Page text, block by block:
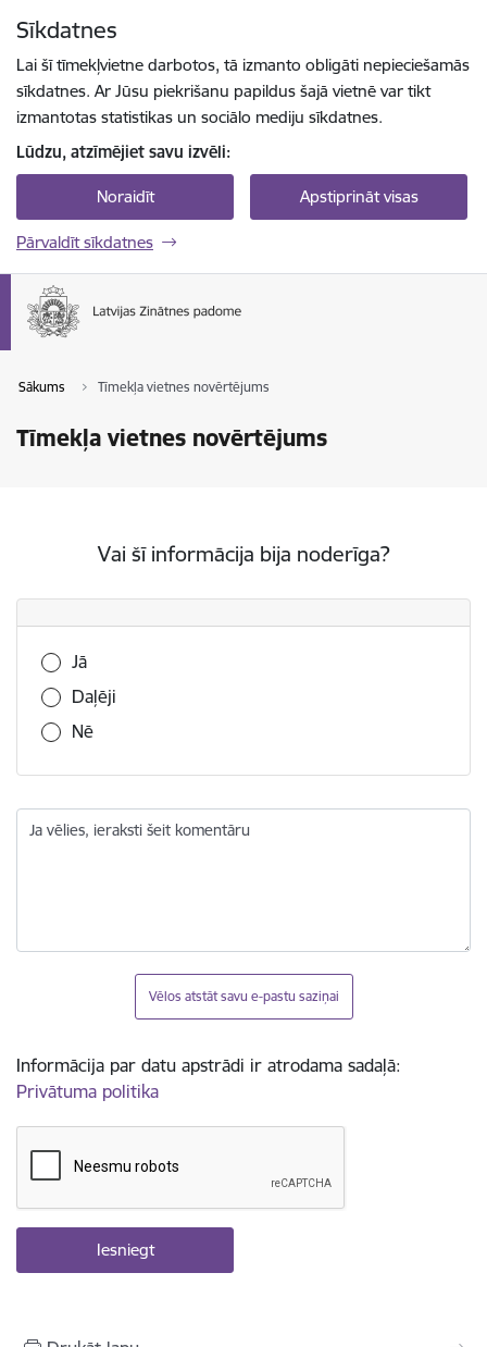
Sīkdatnes
Lai šī tīmekļvietne darbotos, tā izmanto obligāti nepieciešamās
sīkdatnes. Ar Jūsu piekrišanu papildus šajā vietnē var tikt
izmantotas statistikas un sociālo mediju sīkdatnes.
Lūdzu, atzīmējiet savu izvēli:
Noraidīt Apstiprināt visas
Pārvaldīt sīkdatnes
Sākums Tīmekļa vietnes novērtējums
Tīmekļa vietnes novērtējums
Vai šī informācija bija noderīga?
Vai šī informācija bija noderīga?
Jā
Daļēji
Nē
Ja vēlies, ieraksti šeit komentāru
Vēlos atstāt savu e-pastu saziņai
Informācija par datu apstrādi ir atrodama sadaļā:
Privātuma politika